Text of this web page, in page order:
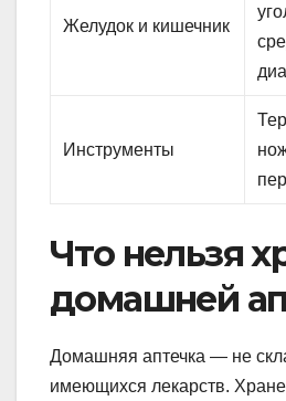
Желудок и кишечник
Инструменты
Что нельзя
домашней
Домашняя аптечка — не
имеющихся лекарств.